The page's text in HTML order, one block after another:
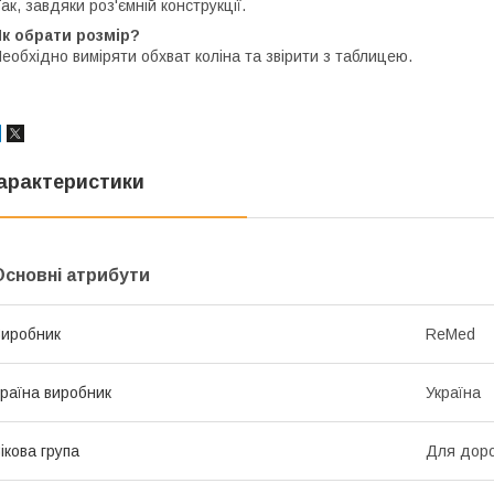
завдяки роз'ємній конструкції.
обрати розмір?
виміряти обхват коліна та звірити з таблицею.
атрибути
ReMed
виробник Україна
група Для